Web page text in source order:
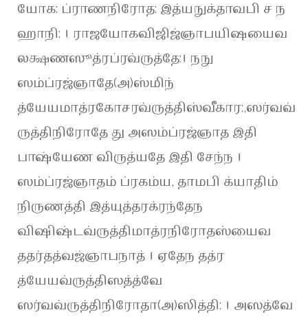
யோக: ப்ராணநிரோத: இத்யநுக்தாவபி ச ந
ஹாநி: । ராஜயோகவிஜிஜ்ஞாபயிஷயைவ
லக்ஷணஸூத்ரப்ரவ்ருத்தே:। நநு
ஸம்ப்ரஜ்ஞாதே(அ)ஸ்மிந்
த்யேயமாத்ரகோசரவ்ருத்திஸ்வீகார:,ஸர்வவ்
ருத்திநிரோதே து அஸம்ப்ரஜ்ஞாத இதி
பாஷ்யேண விருத்யதே இதி சேந்ந ।
ஸம்ப்ரஜ்ஞாதம் ப்ரகம்ய, தாமபி க்யாதிம்
நிருணத்தி இத்யுத்தரக்ரந்தேந
விஷிஷ்டவ்ருத்திமாத்ரநிரோதஸ்யைவ
ததர்தத்வஜ்ஞாபநாத் । ஏதேந தத்ர
த்யேயவ்ருத்திஸத்த்வே
ஸர்வவ்ருத்திநிரோதா(அ)ஸித்தி: । அஸத்வே